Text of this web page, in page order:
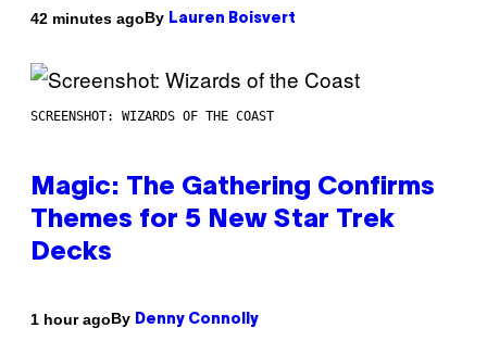
42 minutes agoBy Lauren Boisvert
SCREENSHOT: WIZARDS OF THE COAST
Magic: The Gathering Confirms
Themes for 5 New Star Trek
Decks
1 hour agoBy Denny Connolly